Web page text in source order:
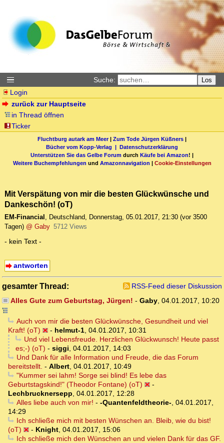
Suche: Los
Login
zurück zur Hauptseite
in Thread öffnen
Ticker
Fluchtburg autark am Meer| Zum Tode Jürgen Küßners |
Bücher vom Kopp-Verlag | Datenschutzerklärung
Unterstützen Sie das Gelbe Forum durch Käufe bei Amazon! |
Weitere Buchempfehlungen und Amazonnavigation | Cookie-Einstellungen
Mit Verspätung von mir die besten Glückwünsche und
Dankeschön! (oT)
EM-Financial , Deutschland, Donnerstag, 05.01.2017, 21:30 (vor 3500
Tagen) @ Gaby 5712 Views
- kein Text -
antworten
gesamter Thread:
RSS-Feed dieser Diskussion
Alles Gute zum Geburtstag, Jürgen! - Gaby, 04.01.2017, 10:20
Auch von mir die besten Glückwünsche, Gesundheit und viel
Kraft! (oT)
- helmut-1, 04.01.2017, 10:31
Und viel Lebensfreude. Herzlichen Glückwunsch! Heute passt
es;-) (oT) - siggi, 04.01.2017, 14:03
Und Dank für alle Information und Freude, die das Forum
bereitstellt. - Albert, 04.01.2017, 10:49
"Kummer sei lahm! Sorge sei blind! Es lebe das
Geburtstagskind!" (Theodor Fontane) (oT)
-
Lechbrucknersepp, 04.01.2017, 12:28
Alles liebe auch von mir! - -Quantenfeldtheorie-, 04.01.2017,
14:29
Ich schließe mich mit besten Wünschen an. Bleib, wie du bist!
(oT)
- Knight, 04.01.2017, 15:06
Ich schließe mich den Wünschen an und vielen Dank für das GF.